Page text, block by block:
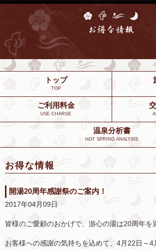
トップ
TOP
ご利用料金
USE CHARGE
温泉分析書
HOT SPRING ANALYSIS
お得な情報
開湯20周年感謝祭のご案内！
2017年04月09日
皆様のご愛顧のおかげで、游心の湯は20周年を
お客様への感謝の気持ちを込めて、4月22日～4